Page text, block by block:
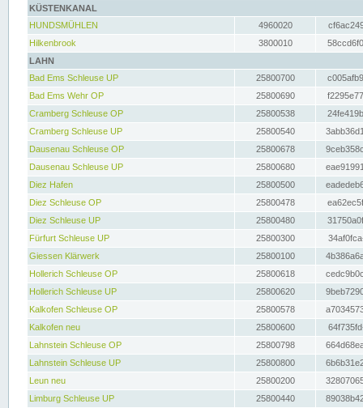
KÜSTENKANAL
HUNDSMÜHLEN
4960020
Hilkenbrook
3800010
LAHN
Bad Ems Schleuse UP
25800700
Bad Ems Wehr OP
25800690
Cramberg Schleuse OP
25800538
Cramberg Schleuse UP
25800540
Dausenau Schleuse OP
25800678
Dausenau Schleuse UP
25800680
Diez Hafen
25800500
Diez Schleuse OP
25800478
Diez Schleuse UP
25800480
Fürfurt Schleuse UP
25800300
Giessen Klärwerk
25800100
Hollerich Schleuse OP
25800618
Hollerich Schleuse UP
25800620
Kalkofen Schleuse OP
25800578
Kalkofen neu
25800600
Lahnstein Schleuse OP
25800798
Lahnstein Schleuse UP
25800800
Leun neu
25800200
Limburg Schleuse UP
25800440